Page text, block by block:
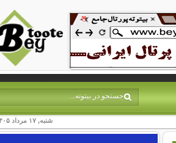
شنبه, ۱۷ مرداد ۱۴۰۵